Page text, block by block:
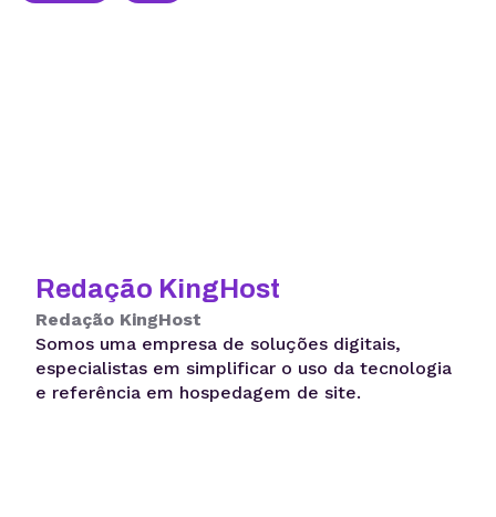
Redação KingHost
Redação KingHost
Somos uma empresa de soluções digitais,
especialistas em simplificar o uso da tecnologia
e referência em hospedagem de site.